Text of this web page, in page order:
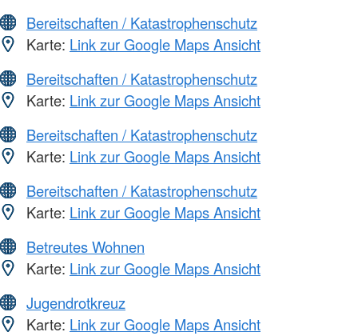
Bereitschaften / Katastrophenschutz
Karte: Link zur Google Maps Ansicht
Bereitschaften / Katastrophenschutz
Karte: Link zur Google Maps Ansicht
Bereitschaften / Katastrophenschutz
Karte: Link zur Google Maps Ansicht
Bereitschaften / Katastrophenschutz
Karte: Link zur Google Maps Ansicht
Betreutes Wohnen
Karte: Link zur Google Maps Ansicht
Jugendrotkreuz
Karte: Link zur Google Maps Ansicht